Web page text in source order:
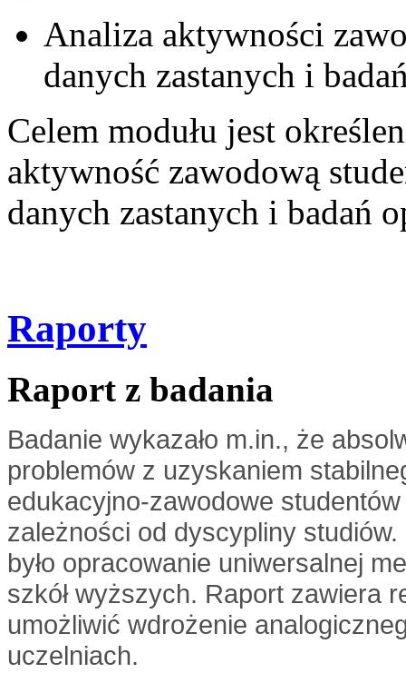
Analiza aktywności
danych zastanych i
Celem modułu jest
aktywność zawodową
danych zastanych i badań
Raporty
Raport z badania
Badanie wykazało m.in., że
problemów z uzyskaniem
edukacyjno-zawodowe
zależności od dyscypliny
było opracowanie uniwersalnej
szkół wyższych. Raport zawiera
umożliwić wdrożenie
uczelniach.